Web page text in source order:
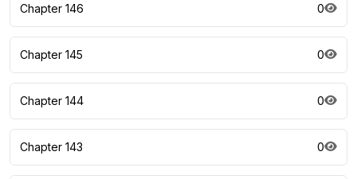
Chapter 146 0
Chapter 145 0
Chapter 144 0
Chapter 143 0